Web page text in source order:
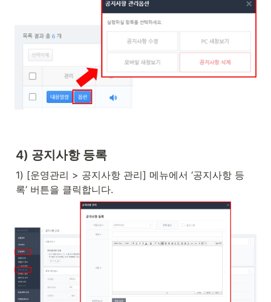
4) 공지사항 등록
1) [운영관리 > 공지사항 관리] 메뉴에서 ‘공지사항 등
록’ 버튼을 클릭합니다.